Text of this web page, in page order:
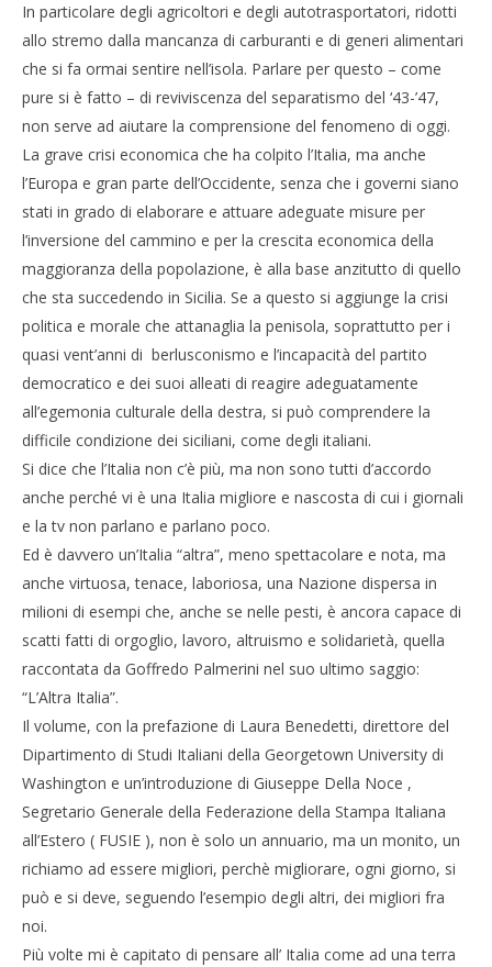
NOW VIEWING
L’Altra Italia di Palmerini
21/02/2012
Redazione
In particolare degli agricoltori e degli autotrasportatori, ridotti
allo stremo dalla mancanza di carburanti e di generi alimentari
che si fa ormai sentire nell’isola. Parlare per questo – come
pure si è fatto – di reviviscenza del separatismo del ‘43-’47,
non serve ad aiutare la comprensione del fenomeno di oggi.
La grave crisi economica che ha colpito l’Italia, ma anche
l’Europa e gran parte dell’Occidente, senza che i governi siano
stati in grado di elaborare e attuare adeguate misure per
l’inversione del cammino e per la crescita economica della
maggioranza della popolazione, è alla base anzitutto di quello
che sta succedendo in Sicilia. Se a questo si aggiunge la crisi
politica e morale che attanaglia la penisola, soprattutto per i
quasi vent’anni di berlusconismo e l’incapacità del partito
democratico e dei suoi alleati di reagire adeguatamente
all’egemonia culturale della destra, si può comprendere la
difficile condizione dei siciliani, come degli italiani.
Si dice che l’Italia non c’è più, ma non sono tutti d’accordo
anche perché vi è una Italia migliore e nascosta di cui i giornali
e la tv non parlano e parlano poco.
Ed è davvero un’Italia “altra”, meno spettacolare e nota, ma
anche virtuosa, tenace, laboriosa, una Nazione dispersa in
milioni di esempi che, anche se nelle pesti, è ancora capace di
scatti fatti di orgoglio, lavoro, altruismo e solidarietà, quella
raccontata da Goffredo Palmerini nel suo ultimo saggio:
“L’Altra Italia”.
Il volume, con la prefazione di Laura Benedetti, direttore del
Dipartimento di Studi Italiani della Georgetown University di
Washington e un’introduzione di Giuseppe Della Noce ,
Segretario Generale della Federazione della Stampa Italiana
all’Estero ( FUSIE ), non è solo un annuario, ma un monito, un
richiamo ad essere migliori, perchè migliorare, ogni giorno, si
può e si deve, seguendo l’esempio degli altri, dei migliori fra
noi.
Più volte mi è capitato di pensare all’ Italia come ad una terra